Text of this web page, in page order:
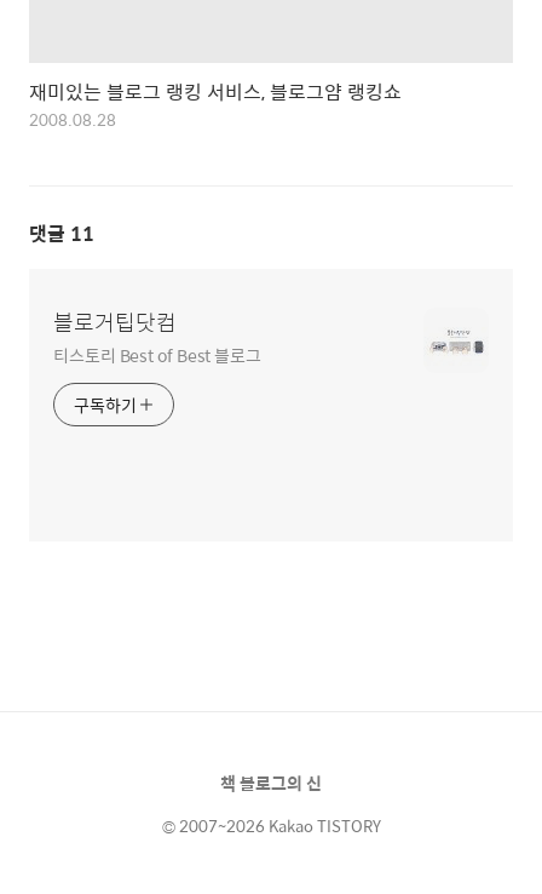
재미있는 블로그 랭킹 서비스, 블로그얌 랭킹쇼
2008.08.28
댓글 11
블로거팁닷컴
티스토리 Best of Best 블로그
구독하기
책 블로그의 신
© 2007~2026 Kakao TISTORY